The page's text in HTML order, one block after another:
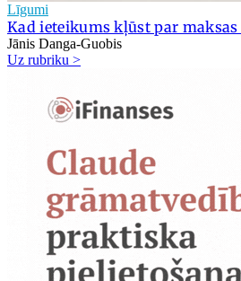
Līgumi
Kad ieteikums kļūst par
Jānis Danga-Guobis
Uz rubriku >